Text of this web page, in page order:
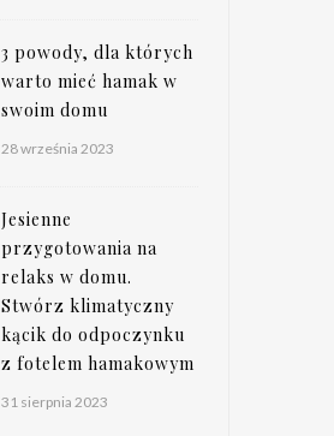
3 powody, dla których
warto mieć hamak w
swoim domu
28 września 2023
Jesienne
przygotowania na
relaks w domu.
Stwórz klimatyczny
kącik do odpoczynku
z fotelem hamakowym
31 sierpnia 2023